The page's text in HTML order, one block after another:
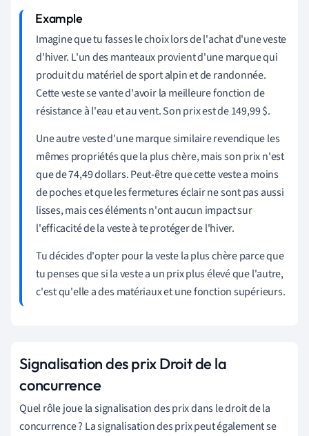
Imagine que tu fasses le choix lors de l'achat d'une veste
d'hiver. L'un des manteaux provient d'une marque qui
produit du matériel de sport alpin et de randonnée.
Cette veste se vante d'avoir la meilleure fonction de
résistance à l'eau et au vent. Son prix est de 149,99 $.
Une autre veste d'une marque similaire revendique les
mêmes propriétés que la plus chère, mais son prix n'est
que de 74,49 dollars. Peut-être que cette veste a moins
de poches et que les fermetures éclair ne sont pas aussi
lisses, mais ces éléments n'ont aucun impact sur
l'efficacité de la veste à te protéger de l'hiver.
Tu décides d'opter pour la veste la plus chère parce que
tu penses que si la veste a un prix plus élevé que l'autre,
c'est qu'elle a des matériaux et une fonction supérieurs.
Signalisation des prix Droit de la
concurrence
Quel rôle joue la signalisation des prix dans le droit de la
concurrence ? La signalisation des prix peut également se